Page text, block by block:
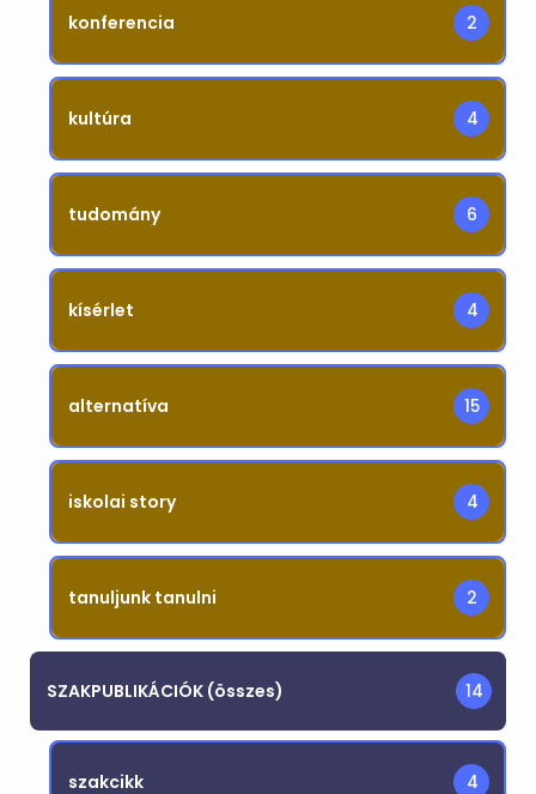
konferencia 2
kultúra 4
tudomány 6
kísérlet 4
alternatíva 15
iskolai story 4
tanuljunk tanulni 2
SZAKPUBLIKÁCIÓK (összes) 14
szakcikk 4